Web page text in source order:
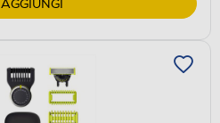
AGGIUNGI